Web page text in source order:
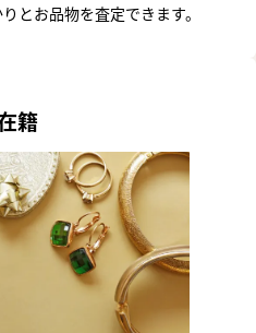
とお品物を査定できます。
籍